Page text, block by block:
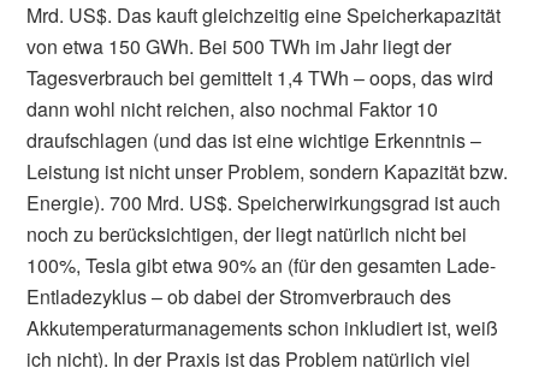
Mrd. US$. Das kauft gleichzeitig eine Speicherkapazität
von etwa 150 GWh. Bei 500 TWh im Jahr liegt der
Tagesverbrauch bei gemittelt 1,4 TWh – oops, das wird
dann wohl nicht reichen, also nochmal Faktor 10
draufschlagen (und das ist eine wichtige Erkenntnis –
Leistung ist nicht unser Problem, sondern Kapazität bzw.
Energie). 700 Mrd. US$. Speicherwirkungsgrad ist auch
noch zu berücksichtigen, der liegt natürlich nicht bei
100%, Tesla gibt etwa 90% an (für den gesamten Lade-
Entladezyklus – ob dabei der Stromverbrauch des
Akkutemperaturmanagements schon inkludiert ist, weiß
ich nicht). In der Praxis ist das Problem natürlich viel